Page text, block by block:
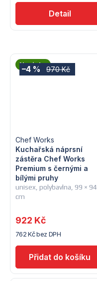
Detail
Novinka
970 Kč
–4 %
unisex, polybavlna, 99 × 94
cm
Kuchařská náprsní
zástěra Chef Works
Premium s černými a
bílými pruhy
Chef Works
762 Kč bez DPH
922 Kč